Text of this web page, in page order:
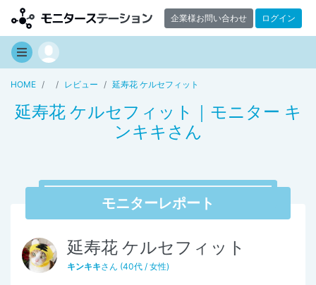
企業様お問い合わせ ログイン
HOME レビュー 延寿花 ケルセフィット
延寿花 ケルセフィット｜モニター キ
ンキキさん
モニターレポート
延寿花 ケルセフィット
キンキキさん (40代 / 女性)